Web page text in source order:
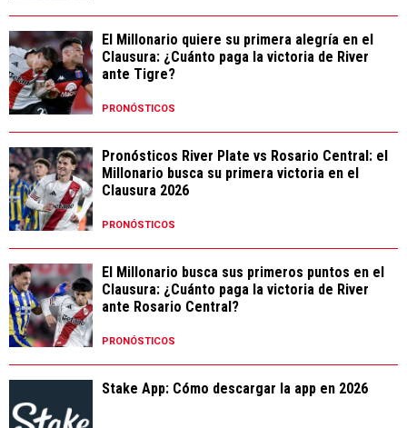
El Millonario quiere su primera alegría en el
Clausura: ¿Cuánto paga la victoria de River
ante Tigre?
PRONÓSTICOS
Pronósticos River Plate vs Rosario Central: el
Millonario busca su primera victoria en el
Clausura 2026
PRONÓSTICOS
El Millonario busca sus primeros puntos en el
Clausura: ¿Cuánto paga la victoria de River
ante Rosario Central?
PRONÓSTICOS
Stake App: Cómo descargar la app en 2026